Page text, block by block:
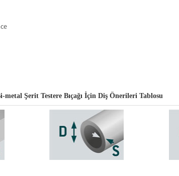
metal Şerit Testere Bıçağı İçin Diş Önerileri Tablosu